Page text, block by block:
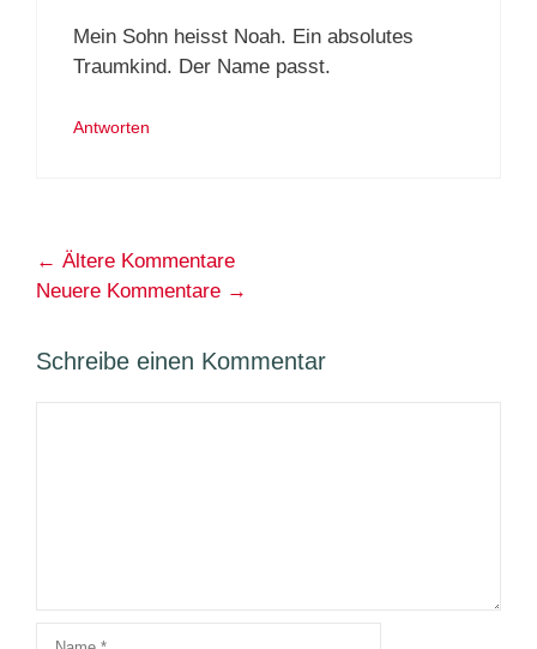
Mein Sohn heisst Noah. Ein absolutes
Traumkind. Der Name passt.
Antworten
Kommentarnavigation
← Ältere Kommentare
Neuere Kommentare →
Schreibe einen Kommentar
Name